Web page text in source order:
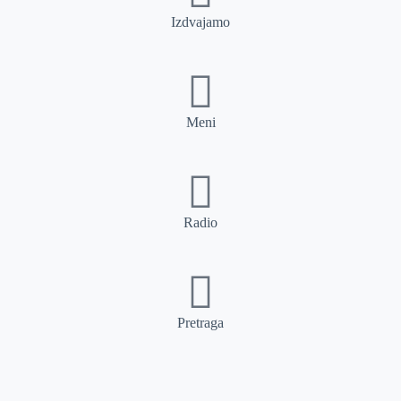
Izdvajamo
Meni
Radio
Pretraga